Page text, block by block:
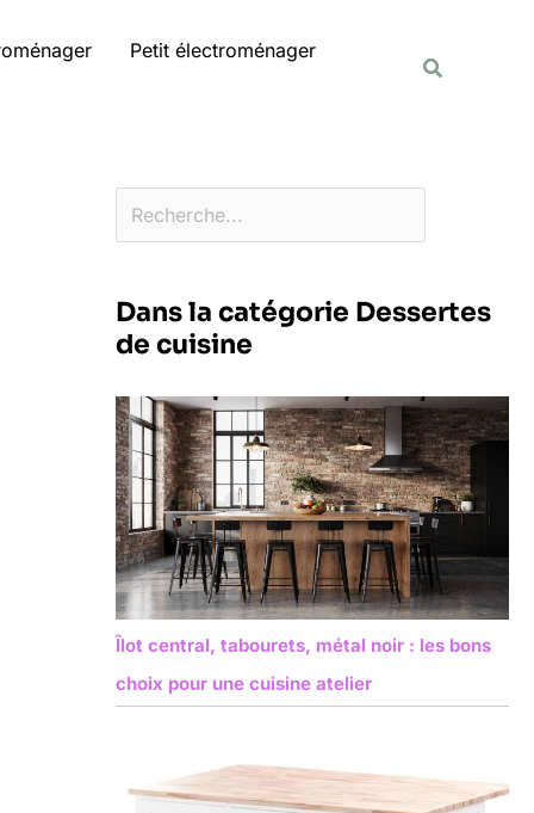
Petit électroménager
Dans la catégorie Dessertes
de cuisine
Îlot central, tabourets, métal noir : les bons
choix pour une cuisine atelier